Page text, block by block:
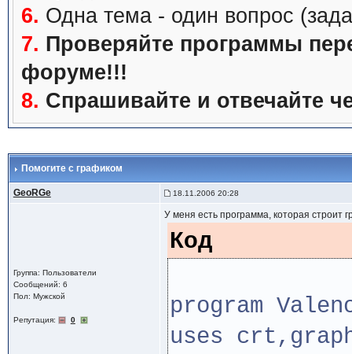
6. Одна тема - один вопрос
7. Проверяйте программы
форуме!!!
8. Спрашивайте и отвечайте
Помогите с графиком
GeoRGe 18.11.2006 20:28
Группа: Пользователи
Сообщений: 6
Пол: Мужской
Репутация: 0
У меня есть программа, которая строит
Код
program
uses